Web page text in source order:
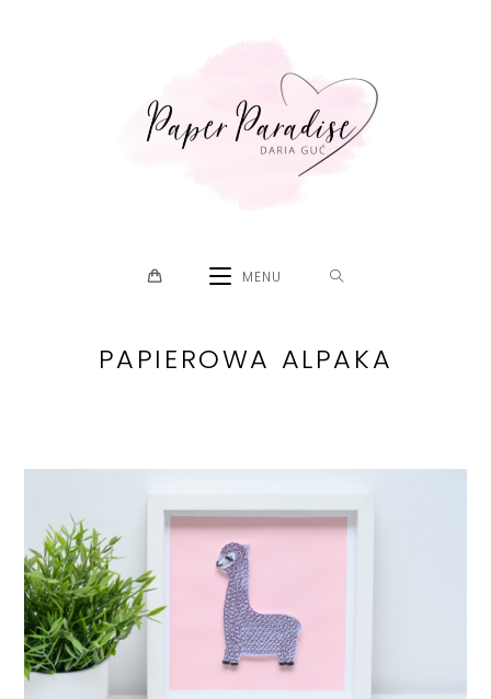
MENU
PAPIEROWA ALPAKA